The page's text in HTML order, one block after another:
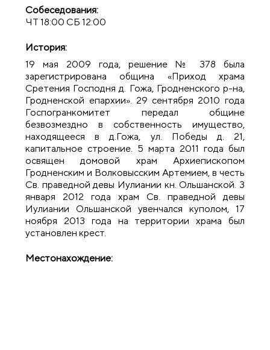
Собеседования:
ЧТ 18:00 СБ 12:00
История:
19 мая 2009 года, решение № 378 была
зарегистрирована община «Приход храма
Сретения Господня д. Гожа, Гродненского р-на,
Гродненской епархии». 29 сентября 2010 года
Госпогранкомитет передал общине
безвозмездно в собственность имущество,
находящееся в д.Гожа, ул. Победы д. 21,
капитальное строение. 5 марта 2011 года был
освящен домовой храм Архиепископом
Гродненским и Волковысским Артемием, в честь
Св. праведной девы Иулиании кн. Ольшанской. 3
января 2012 года храм Св. праведной девы
Иулиании Ольшанской увенчался куполом, 17
ноября 2013 года на территории храма был
установлен крест.
Местонахождение: